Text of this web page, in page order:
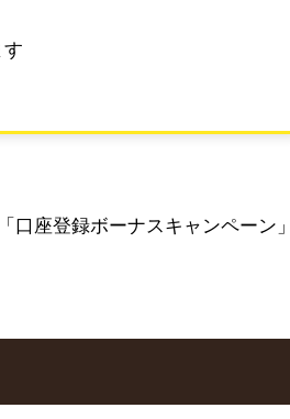
す
口座登録ボーナスキャンペーン」